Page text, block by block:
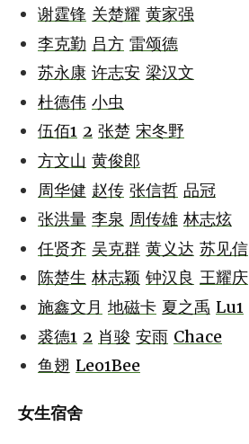
谢霆锋 关楚耀 黄家强
李克勤 吕方 雷颂德
苏永康 许志安 梁汉文
杜德伟 小虫
伍佰1 2 张楚 宋冬野
方文山 黄俊郎
周华健 赵传 张信哲 品冠
张洪量 李泉 周传雄 林志炫
任贤齐 吴克群 黄义达 苏见信
陈楚生 林志颖 钟汉良 王耀庆
施鑫文月 地磁卡 夏之禹 Lu1
裘德1 2 肖骏 安雨 Chace
鱼翅 Leo1Bee
女生宿舍